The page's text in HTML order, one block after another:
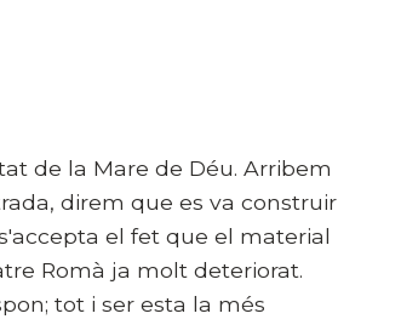
de la Mare de Déu. Arribem
direm que es va construir
el fet que el material
Romà ja molt deteriorat.
tot i ser esta la més